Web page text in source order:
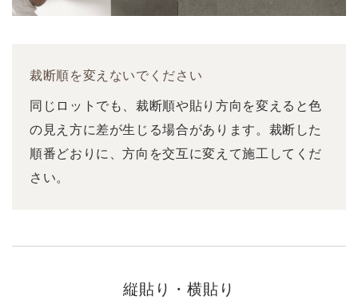
裁断順を変えないでください
同じロットでも、裁断順や貼り方向を変えると色
の見え方に差が生じる場合があります。裁断した
順番どおりに、方向を交互に変えて施工してくだ
さい。
縦貼り・横貼り